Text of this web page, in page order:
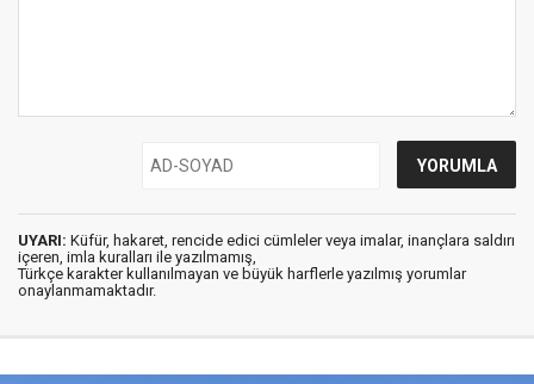
UYARI: Küfür, hakaret, rencide edici cümleler veya imalar, inançlara saldırı
içeren, imla kuralları ile yazılmamış,
Türkçe karakter kullanılmayan ve büyük harflerle yazılmış yorumlar
onaylanmamaktadır.